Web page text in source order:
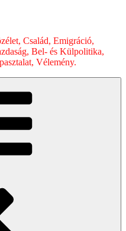
Család, Emigráció,
Bel- és Külpolitika,
Vélemény.